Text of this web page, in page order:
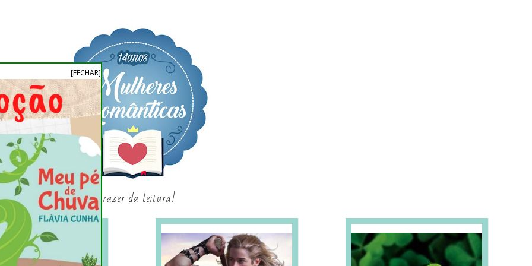
[FECHAR]
o prazer da leitura!
SORTEIOS E PROMOÇÕES